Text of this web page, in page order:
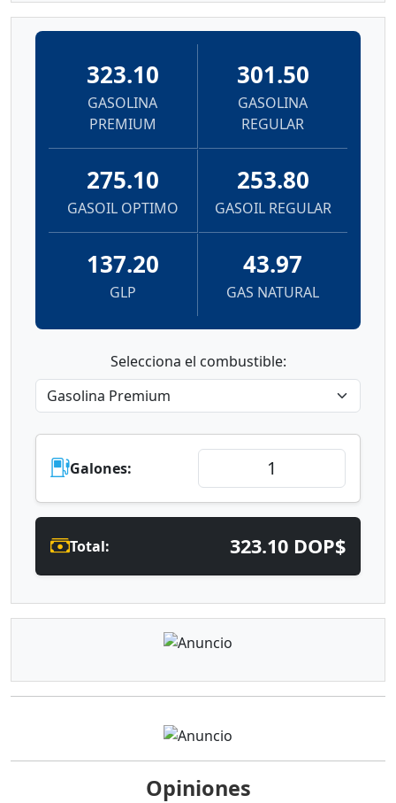
323.10
GASOLINA
PREMIUM
301.50
GASOLINA
REGULAR
275.10
GASOIL OPTIMO
253.80
GASOIL REGULAR
137.20
GLP
43.97
GAS NATURAL
Selecciona el combustible:
Galones:
Total: 323.10 DOP$
Opiniones